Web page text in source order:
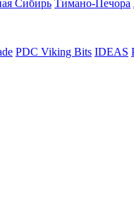
Сибирь Тимано-Печора
PDC Viking Bits IDEAS